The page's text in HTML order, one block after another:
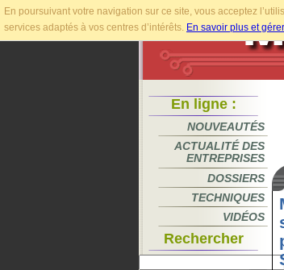
En poursuivant votre navigation sur ce site, vous acceptez
services adaptés à vos centres d’intérêts. En savoir plus et
En ligne :
NOUVEAUTÉS
ACTUALITÉ DES
ENTREPRISES
DOSSIERS
TECHNIQUES
VIDÉOS
Rechercher